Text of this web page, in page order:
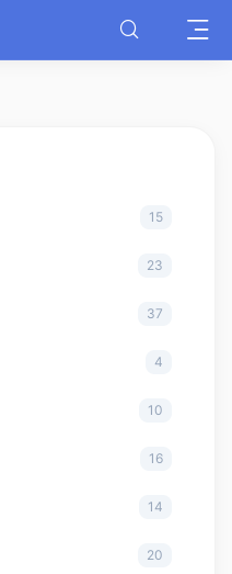
15
23
37
4
10
16
14
20